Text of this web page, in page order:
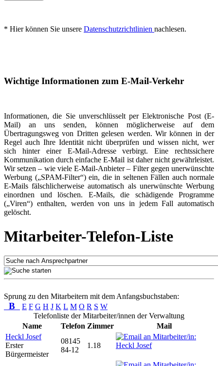
* Hier können Sie unsere Datenschutzrichtlinien nachlesen.
Wichtige Informationen zum E-Mail-Verkehr
Informationen, die Sie unverschlüsselt per Elektronische Post (E-
Mail) an uns senden, können möglicherweise auf dem
Übertragungsweg von Dritten gelesen werden. Wir können in der
Regel auch Ihre Identität nicht überprüfen und wissen nicht, wer
sich hinter einer E-Mail-Adresse verbirgt. Eine rechtssichere
Kommunikation durch einfache E-Mail ist daher nicht gewährleistet.
Wir setzen – wie viele E-Mail-Anbieter – Filter gegen unerwünschte
Werbung („SPAM-Filter“) ein, die in seltenen Fällen auch normale
E-Mails fälschlicherweise automatisch als unerwünschte Werbung
einordnen und löschen. E-Mails, die schädigende Programme
(„Viren“) enthalten, werden von uns in jedem Fall automatisch
gelöscht.
Mitarbeiter-Telefon-Liste
Sprung zu den Mitarbeitern mit dem Anfangsbuchstaben:
B E F G H J K L M O R S W
Telefonliste der Mitarbeiter/innen der Verwaltung
Name
Telefon Zimmer
Mail
Heckl Josef
Erster
Bürgermeister
08145
84-12
1.18